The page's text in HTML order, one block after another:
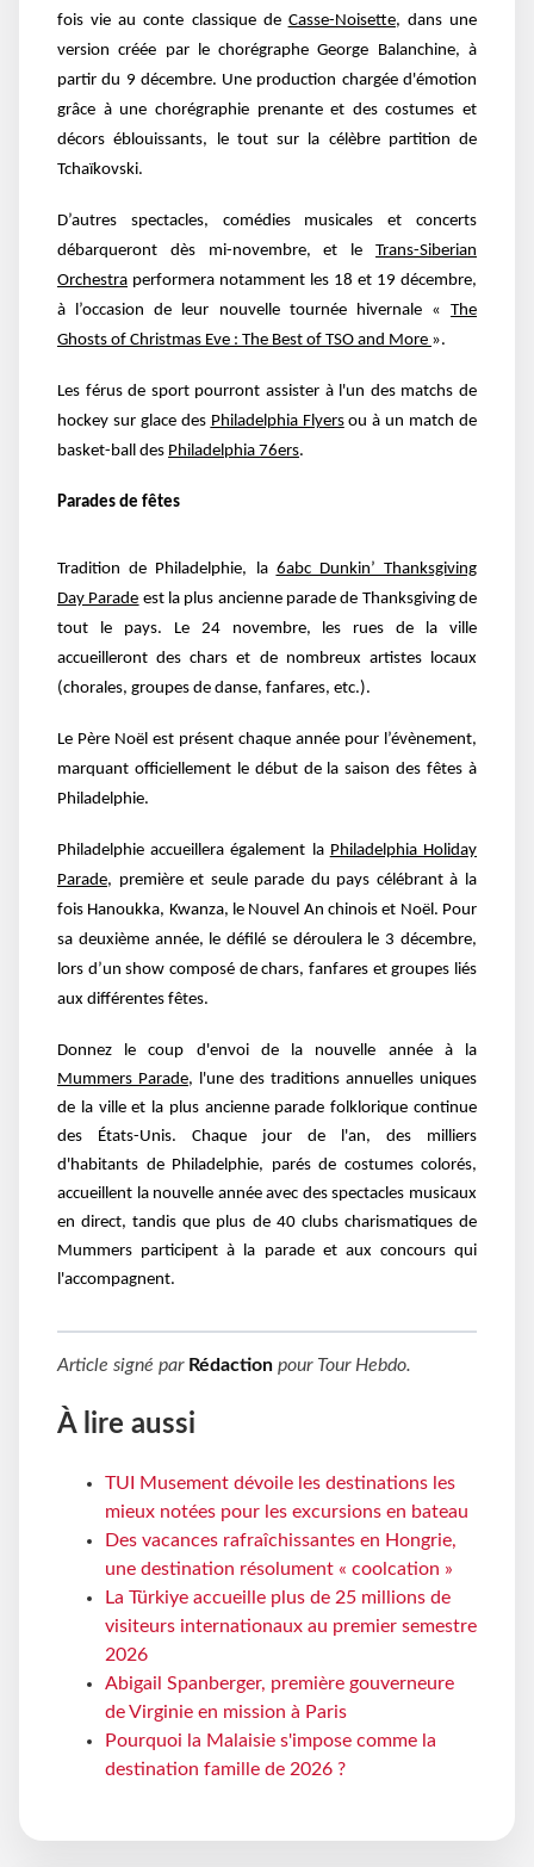
fois vie au conte classique de Casse-Noisette, dans une
version créée par le chorégraphe George Balanchine, à
partir du 9 décembre. Une production chargée d'émotion
grâce à une chorégraphie prenante et des costumes et
décors éblouissants, le tout sur la célèbre partition de
Tchaïkovski.
D’autres spectacles, comédies musicales et concerts
débarqueront dès mi-novembre, et le Trans-Siberian
Orchestra performera notamment les 18 et 19 décembre,
à l’occasion de leur nouvelle tournée hivernale « The
Ghosts of Christmas Eve : The Best of TSO and More ».
Les férus de sport pourront assister à l'un des matchs de
hockey sur glace des Philadelphia Flyers ou à un match de
basket-ball des Philadelphia 76ers.
Parades de fêtes
Tradition de Philadelphie, la 6abc Dunkin’ Thanksgiving
Day Parade est la plus ancienne parade de Thanksgiving de
tout le pays. Le 24 novembre, les rues de la ville
accueilleront des chars et de nombreux artistes locaux
(chorales, groupes de danse, fanfares, etc.).
Le Père Noël est présent chaque année pour l’évènement,
marquant officiellement le début de la saison des fêtes à
Philadelphie.
Philadelphie accueillera également la Philadelphia Holiday
Parade, première et seule parade du pays célébrant à la
fois Hanoukka, Kwanza, le Nouvel An chinois et Noël. Pour
sa deuxième année, le défilé se déroulera le 3 décembre,
lors d’un show composé de chars, fanfares et groupes liés
aux différentes fêtes.
Donnez le coup d'envoi de la nouvelle année à la
Mummers Parade, l'une des traditions annuelles uniques
de la ville et la plus ancienne parade folklorique continue
des États-Unis. Chaque jour de l'an, des milliers
d'habitants de Philadelphie, parés de costumes colorés,
accueillent la nouvelle année avec des spectacles musicaux
en direct, tandis que plus de 40 clubs charismatiques de
Mummers participent à la parade et aux concours qui
l'accompagnent.
Article signé par Rédaction pour Tour Hebdo.
À lire aussi
TUI Musement dévoile les destinations les
mieux notées pour les excursions en bateau
Des vacances rafraîchissantes en Hongrie,
une destination résolument « coolcation »
La Türkiye accueille plus de 25 millions de
visiteurs internationaux au premier semestre
2026
Abigail Spanberger, première gouverneure
de Virginie en mission à Paris
Pourquoi la Malaisie s'impose comme la
destination famille de 2026 ?